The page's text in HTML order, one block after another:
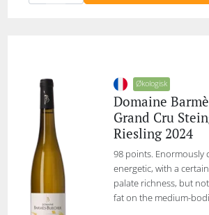
Økologisk
Domaine
Grand Cru
Riesling 2024
98 points. Enormously
energetic, with a
palate richness, but
fat on the medium-